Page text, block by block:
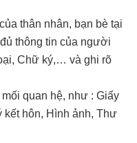
thân nhân, bạn bè tại
thông tin của người
Chữ ký,… và ghi rõ
quan hệ, như : Giấy
kết hôn, Hình ảnh, Thư